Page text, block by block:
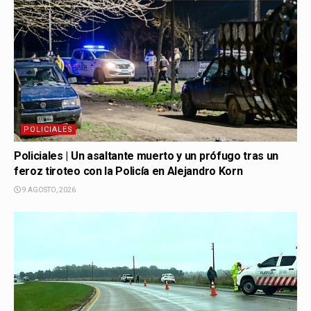
POLICIALES
Policiales | Un asaltante muerto y un prófugo tras un
feroz tiroteo con la Policía en Alejandro Korn
9 AGOSTO, 2026